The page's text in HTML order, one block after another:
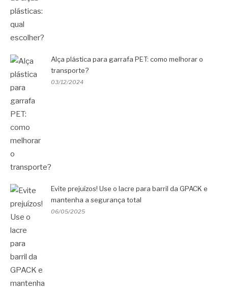
Alça plástica para garrafa PET: como melhorar o
transporte?
03/12/2024
Evite prejuízos! Use o lacre para barril da GPACK e
mantenha a segurança total
06/05/2025